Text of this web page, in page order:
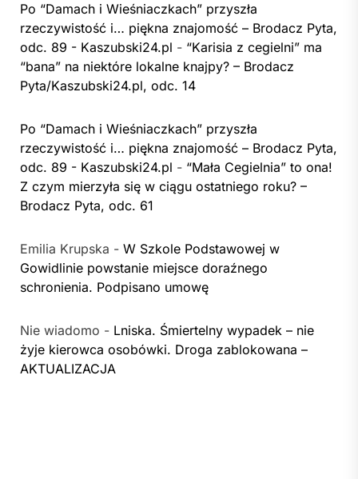
Po “Damach i Wieśniaczkach” przyszła
rzeczywistość i… piękna znajomość – Brodacz Pyta,
odc. 89 - Kaszubski24.pl - “Karisia z cegielni” ma
“bana” na niektóre lokalne knajpy? – Brodacz
Pyta/Kaszubski24.pl, odc. 14
Po “Damach i Wieśniaczkach” przyszła
rzeczywistość i… piękna znajomość – Brodacz Pyta,
odc. 89 - Kaszubski24.pl - “Mała Cegielnia” to ona!
Z czym mierzyła się w ciągu ostatniego roku? –
Brodacz Pyta, odc. 61
Emilia Krupska - W Szkole Podstawowej w
Gowidlinie powstanie miejsce doraźnego
schronienia. Podpisano umowę
Nie wiadomo - Lniska. Śmiertelny wypadek – nie
żyje kierowca osobówki. Droga zablokowana –
AKTUALIZACJA